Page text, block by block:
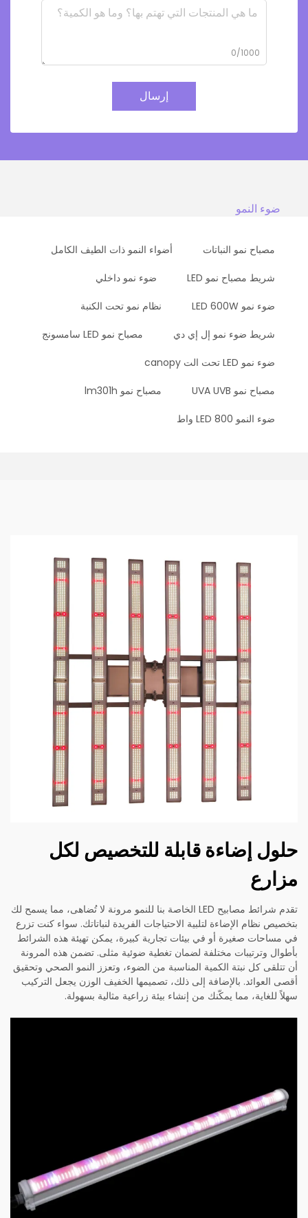
0/1000
إرسال
ضوء النمو
مصباح نمو النباتات أضواء النمو ذات الطيف الكامل
شريط مصباح نمو LED ضوء نمو داخلي
ضوء نمو LED 600W نظام نمو تحت الكنبة
شريط ضوء نمو إل إي دي مصباح نمو LED سامسونج
ضوء نمو LED تحت الت canopy
مصباح نمو UVA UVB مصباح نمو lm301h
ضوء النمو LED 800 واط
حلول إضاءة قابلة للتخصيص لكل
مزارع
تقدم شرائط مصابيح LED الخاصة بنا للنمو مرونة لا تُضاهى، مما يسمح لك
بتخصيص نظام الإضاءة لتلبية الاحتياجات الفريدة لنباتاتك. سواء كنت تزرع
في مساحات صغيرة أو في بيئات تجارية كبيرة، يمكن تهيئة هذه الشرائط
بأطوال وترتيبات مختلفة لضمان تغطية ضوئية مثلى. تضمن هذه المرونة
أن تتلقى كل نبتة الكمية المناسبة من الضوء، وتعزز النمو الصحي وتحقيق
أقصى العوائد. بالإضافة إلى ذلك، تصميمها الخفيف الوزن يجعل التركيب
سهلاً للغاية، مما يمكّنك من إنشاء بيئة زراعية مثالية بسهولة.